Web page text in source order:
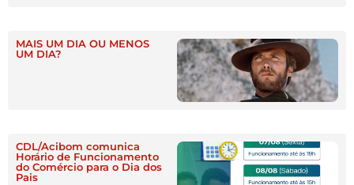
MAIS UM DIA OU MENOS
UM DIA?
CDL/Acibom comunica
Horário de Funcionamento
do Comércio para o Dia dos
Pais